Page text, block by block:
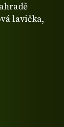
lavička,